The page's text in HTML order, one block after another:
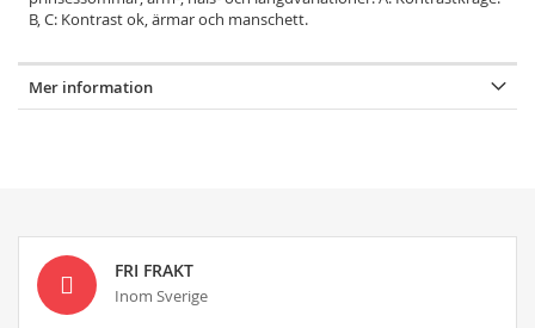
B, C: Kontrast ok, ärmar och manschett.
Mer information
FRI FRAKT
Inom Sverige